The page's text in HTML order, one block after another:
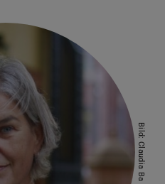
Bild: Claudia Ba